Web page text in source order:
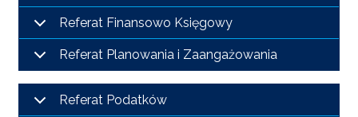
ZAPŁAĆ Referat Finansowo Księgowy
Referat Planowania i Zaangażowania
Referat Podatków